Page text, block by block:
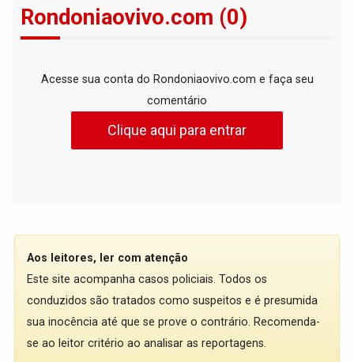
Rondoniaovivo.com (0)
Acesse sua conta do Rondoniaovivo.com e faça seu
comentário
Clique aqui para entrar
Aos leitores, ler com atenção
Este site acompanha casos policiais. Todos os
conduzidos são tratados como suspeitos e é presumida
sua inocência até que se prove o contrário. Recomenda-
se ao leitor critério ao analisar as reportagens.